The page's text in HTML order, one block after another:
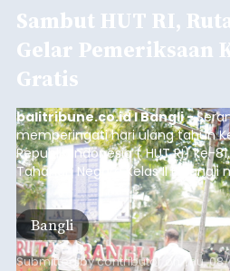
Sambut HUT RI,
Gelar Pemeriksaan
Gratis
balitribune.co.id I Bangli -
memperingati hari ulang tahun
Republik Indonesia ( HUT RI) ke-
Tahanan Negara Kelas II B Bangli
kegiatan pemeriksaan kesehatan
(6/8/2026).
Bangli
Submitted bycontributor Thu,